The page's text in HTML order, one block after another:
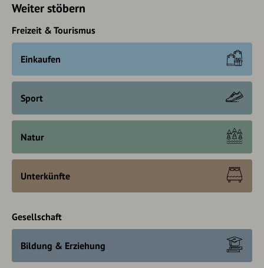
Weiter stöbern
Freizeit & Tourismus
Einkaufen
Sport
Natur
Unterkünfte
Gesellschaft
Bildung & Erziehung